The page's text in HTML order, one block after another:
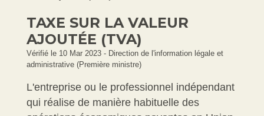
TAXE SUR LA VALEUR
AJOUTÉE (TVA)
Vérifié le 10 Mar 2023 - Direction de l'information légale et
administrative (Première ministre)
L'entreprise ou le professionnel indépendant
qui réalise de manière habituelle des